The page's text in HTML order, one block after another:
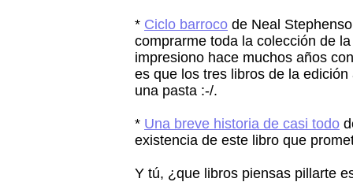
* Ciclo barroco de Neal
comprarme toda la colección de
impresiono hace muchos años
es que los tres libros de la
una pasta :-/.
* Una breve historia de casi todo
existencia de este libro que
Y tú, ¿que libros piensas pillarte